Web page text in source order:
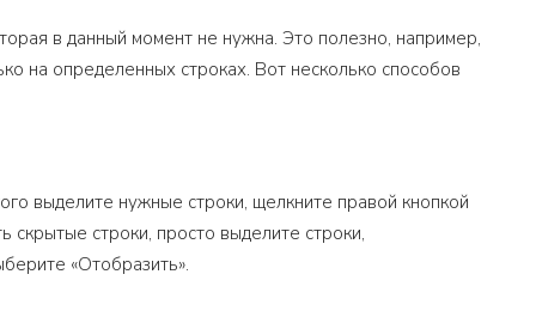
в данный момент не нужна. Это полезно, например,
на определенных строках. Вот несколько способов
выделите нужные строки, щелкните правой кнопкой
скрытые строки, просто выделите строки,
«Отобразить».